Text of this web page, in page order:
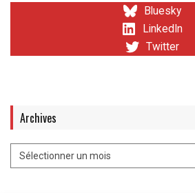
Bluesky
LinkedIn
Twitter
Archives